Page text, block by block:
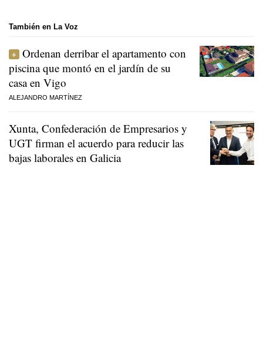
También en La Voz
Ordenan derribar el apartamento con
piscina que montó en el jardín de su
casa en Vigo
ALEJANDRO MARTÍNEZ
Xunta, Confederación de Empresarios y
UGT firman el acuerdo para reducir las
bajas laborales en Galicia